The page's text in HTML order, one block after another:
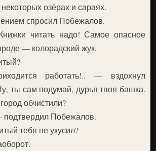
озёрах и сараях.
спросил Побежалов.
читать надо! Самое опасное
— колорадский жук.
работать!.. — вздохнул
ты сам подумай, дурья твоя башка.
обчистили?
Побежалов.
тебя не укусил?